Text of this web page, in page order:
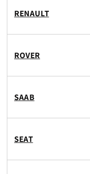
RENAULT
ROVER
SAAB
SEAT